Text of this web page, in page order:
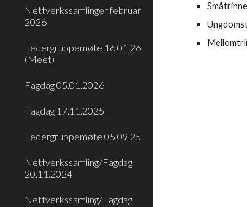
Nettverkssamlinger februar
2026
Ledergruppemøte 16.01.26
(Meet)
Fagdag 05.01.2026
Fagdag 17.11.2025
Ledergruppemøte 05.09.25
Nettverkssamling/Fagdag
20.11.2024
Nettverkssamling/Fagdag